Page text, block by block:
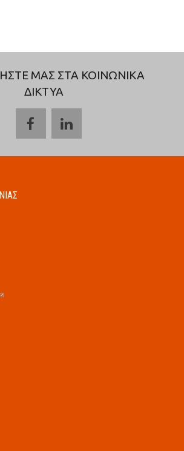
ΜΑΣ ΣΤΑ ΚΟΙΝΩΝΙΚΑ
ΔΙΚΤΥΑ
sends e-mail)